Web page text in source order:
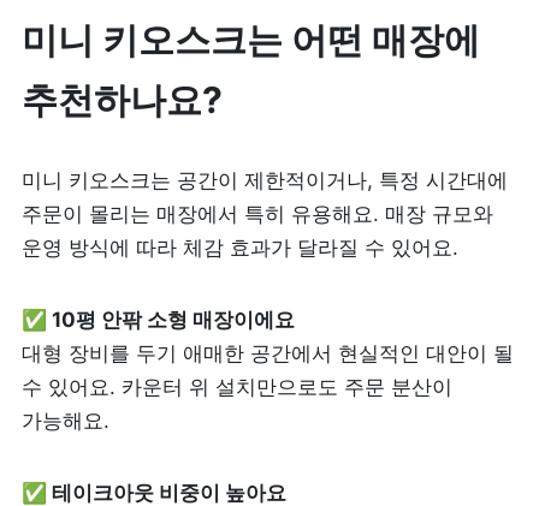
미니 키오스크는 어떤 매장에
추천하나요?
미니 키오스크는 공간이 제한적이거나, 특정 시간대에
주문이 몰리는 매장에서 특히 유용해요. 매장 규모와
운영 방식에 따라 체감 효과가 달라질 수 있어요.
✅ 10평 안팎 소형 매장이에요
대형 장비를 두기 애매한 공간에서 현실적인 대안이 될
수 있어요. 카운터 위 설치만으로도 주문 분산이
가능해요.
✅ 테이크아웃 비중이 높아요